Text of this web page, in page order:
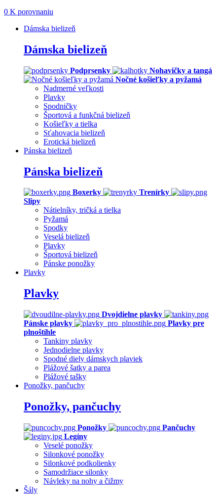
0 K porovnaniu
Dámska bielizeň
Dámska bielizeň
Podprsenky
Nohavičky a tangá
Nočné košieľky a pyžamá
Nadmerné veľkosti
Plavky
Spodničky
Športová a funkčná bielizeň
Košieľky a tielka
Sťahovacia bielizeň
Erotická bielizeň
Pánska bielizeň
Pánska bielizeň
Boxerky
Trenírky
Slipy
Nátielníky, tričká a tielka
Pyžamá
Spodky
Veselá bielizeň
Plavky
Športová bielizeň
Pánske ponožky
Plavky
Plavky
Dvojdielne plavky
Pánske plavky
Plavky pre
plnoštíhle
Tankiny plavky
Jednodielne plavky
Spodné diely dámskych plaviek
Plážové šatky a parea
Plážové tašky
Ponožky, pančuchy
Ponožky, pančuchy
Ponožky
Pančuchy
Legíny
Veselé ponožky
Silonkové ponožky
Silonkové podkolienky
Samodržiace silonky
Návleky na nohy a čižmy
Šály